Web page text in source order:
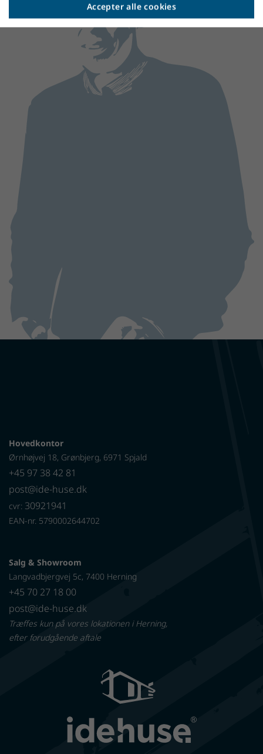
Hovedkontor
Ørnhøjvej 18, Grønbjerg, 6971 Spjald
+45 97 38 42 81
post@ide-huse.dk
cvr: 30921941
EAN-nr. 5790002644702
Salg & Showroom
Langvadbjergvej 5c, 7400 Herning
+45 70 27 18 00
post@ide-huse.dk
Træffes kun på vores lokationen i Herning,
efter forudgående aftale
Accepter alle cookies